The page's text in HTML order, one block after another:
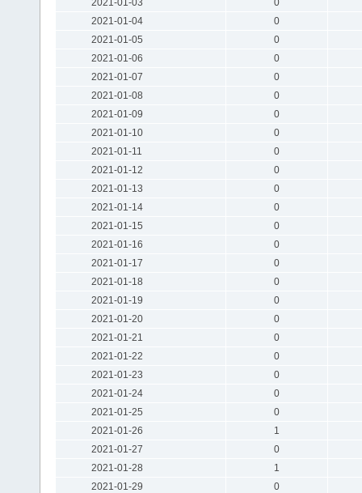
2021-01-03
0
2021-01-04
0
2021-01-05
0
2021-01-06
0
2021-01-07
0
2021-01-08
0
2021-01-09
0
2021-01-10
0
2021-01-11
0
2021-01-12
0
2021-01-13
0
2021-01-14
0
2021-01-15
0
2021-01-16
0
2021-01-17
0
2021-01-18
0
2021-01-19
0
2021-01-20
0
2021-01-21
0
2021-01-22
0
2021-01-23
0
2021-01-24
0
2021-01-25
0
2021-01-26
1
2021-01-27
0
2021-01-28
1
2021-01-29
0